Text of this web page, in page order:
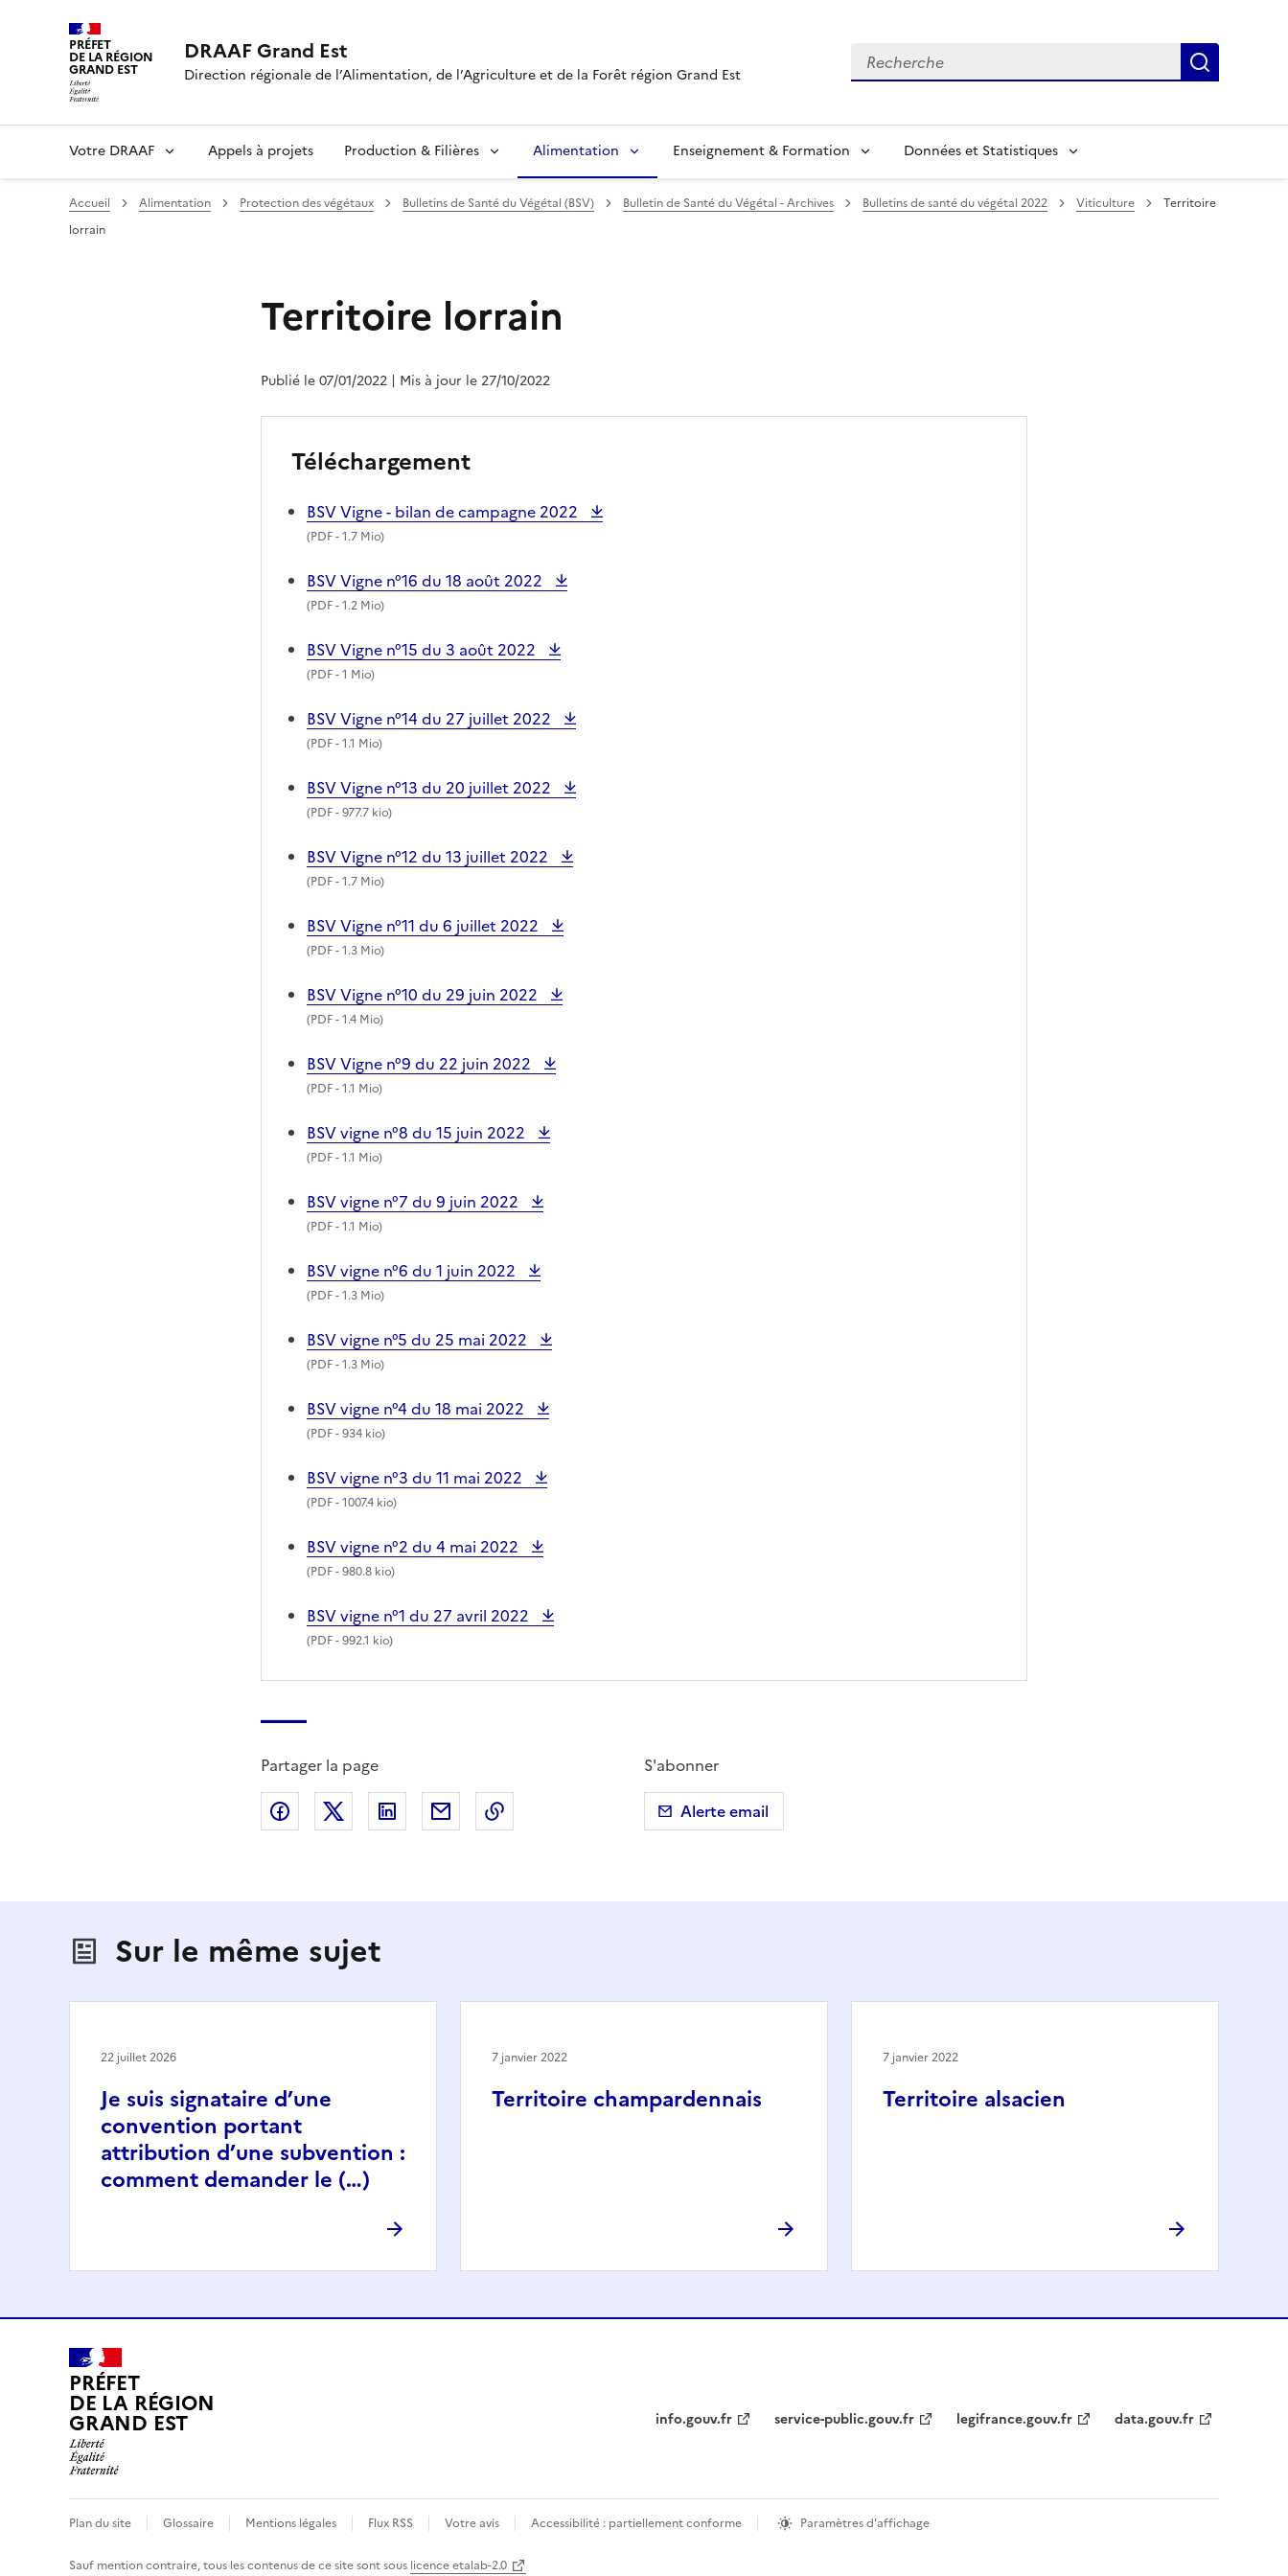
PRÉFET
DE LA RÉGION
GRAND EST
DRAAF Grand Est
Direction régionale de l’Alimentation, de l’Agriculture et de la Forêt région Grand Est
Recherche
Votre DRAAF Appels à projets Production & Filières Alimentation Enseignement & Formation Données et Statistiques
Accueil Alimentation Protection des végétaux Bulletins de Santé du Végétal (BSV) Bulletin de Santé du Végétal - Archives Bulletins de santé du végétal 2022 Viticulture
Territoire
lorrain
Territoire lorrain
Publié le 07/01/2022 | Mis à jour le 27/10/2022
Téléchargement
BSV Vigne - bilan de campagne 2022
(PDF- 1.7 Mio)
BSV Vigne n°16 du 18 août 2022
(PDF- 1.2 Mio)
BSV Vigne n°15 du 3 août 2022
(PDF- 1 Mio)
BSV Vigne n°14 du 27 juillet 2022
(PDF- 1.1 Mio)
BSV Vigne n°13 du 20 juillet 2022
(PDF- 977.7 kio)
BSV Vigne n°12 du 13 juillet 2022
(PDF- 1.7 Mio)
BSV Vigne n°11 du 6 juillet 2022
(PDF- 1.3 Mio)
BSV Vigne n°10 du 29 juin 2022
(PDF- 1.4 Mio)
BSV Vigne n°9 du 22 juin 2022
(PDF- 1.1 Mio)
BSV vigne n°8 du 15 juin 2022
(PDF- 1.1 Mio)
BSV vigne n°7 du 9 juin 2022
(PDF- 1.1 Mio)
BSV vigne n°6 du 1 juin 2022
(PDF- 1.3 Mio)
BSV vigne n°5 du 25 mai 2022
(PDF- 1.3 Mio)
BSV vigne n°4 du 18 mai 2022
(PDF- 934 kio)
BSV vigne n°3 du 11 mai 2022
(PDF- 1007.4 kio)
BSV vigne n°2 du 4 mai 2022
(PDF- 980.8 kio)
BSV vigne n°1 du 27 avril 2022
(PDF- 992.1 kio)
Partager la page
Partager sur Facebook
Partager sur X (anciennement Twitter)
Partager sur LinkedIn
Partager par emailCopier dans le presse-papier
S'abonner
Alerte email
Sur le même sujet
Je suis signataire d’une
convention portant
attribution d’une subvention :
comment demander le (…)
22 juillet 2026
Territoire champardennais
7 janvier 2022
Territoire alsacien
7 janvier 2022
PRÉFET
DE LA RÉGION
GRAND EST info.gouv.fr service-public.gouv.fr legifrance.gouv.fr data.gouv.fr
Plan du site Glossaire Mentions légales Flux RSS Votre avis Accessibilité : partiellement conforme Paramètres d'affichage
Sauf mention contraire, tous les contenus de ce site sont sous licence etalab-2.0